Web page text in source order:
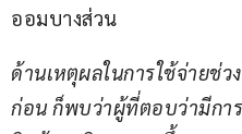
ออมบางส่วน
ด้านเหตุผลในการใช้จ่ายช่
ก่อน ก็พบว่าผู้ที่ตอบว่ามีกา